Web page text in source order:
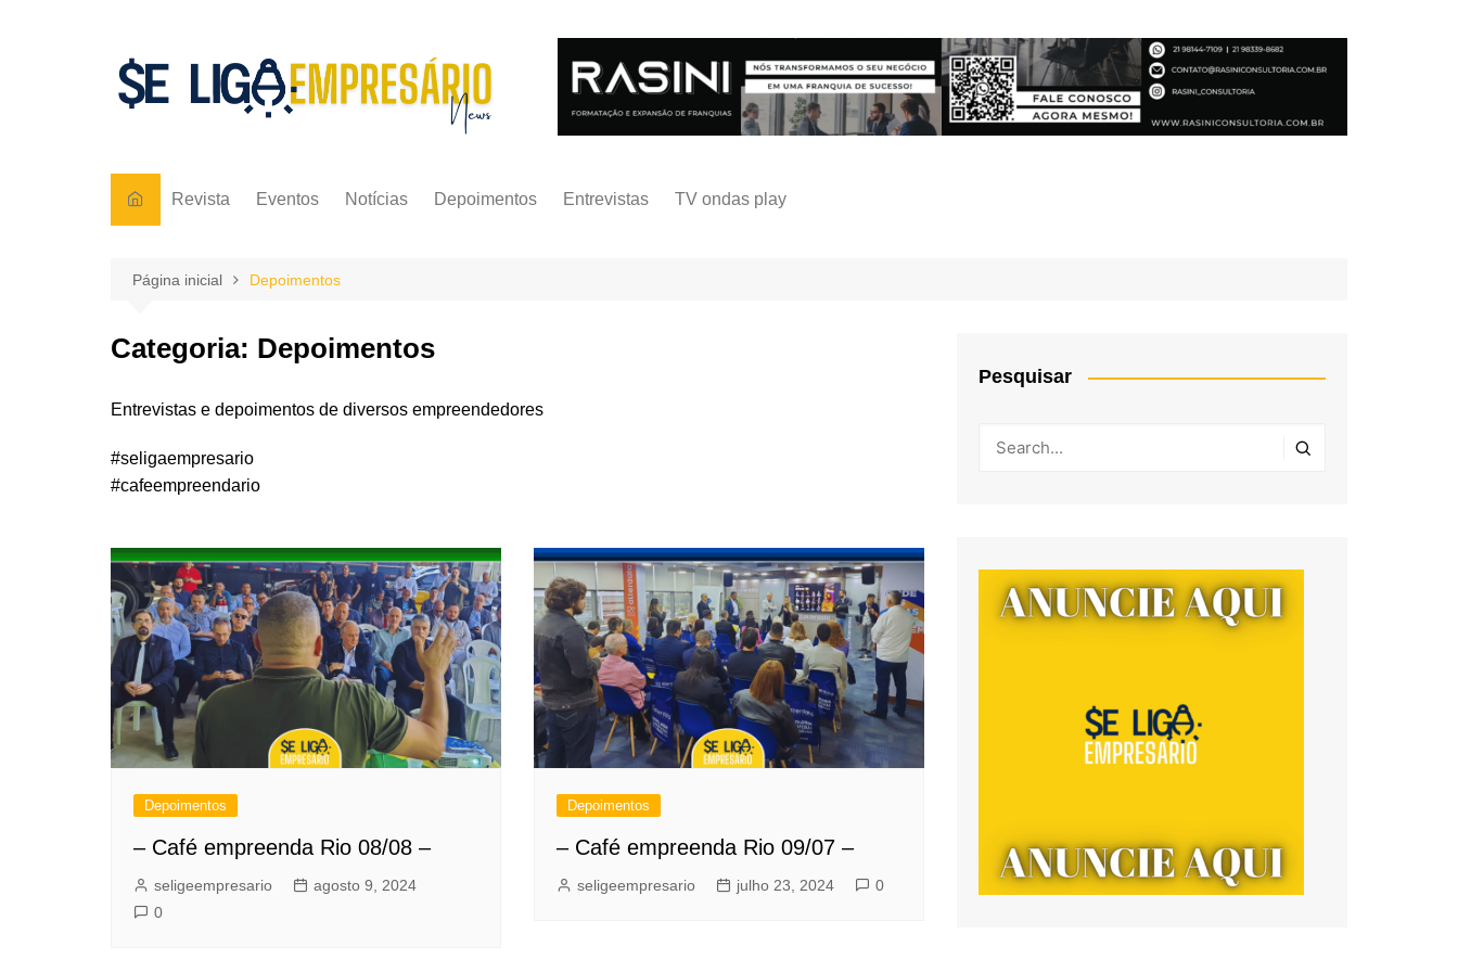
Revista Eventos Notícias Depoimentos Entrevistas TV ondas play
Página inicial Depoimentos
Categoria: Depoimentos
Entrevistas e depoimentos de diversos empreendedores
#seligaempresario
#cafeempreendario
Depoimentos
– Café empreenda Rio 08/08 –
seligeempresario
agosto 9, 2024
0
Depoimentos
– Café empreenda Rio 09/07 –
seligeempresario julho 23, 2024 0
Pesquisar